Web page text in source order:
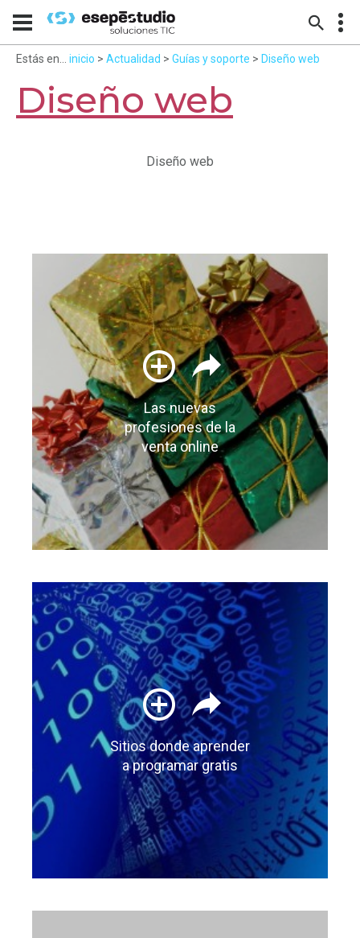
Estás en... inicio > Actualidad > Guías y soporte > Diseño web
Diseño web
Diseño web
Las nuevas
profesiones de la
venta online
Sitios donde aprender
a programar gratis